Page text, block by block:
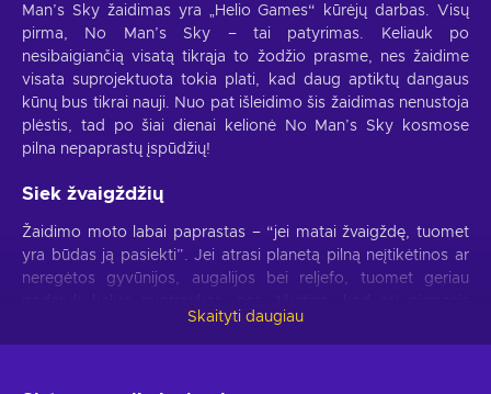
Man’s Sky žaidimas yra „Helio Games“ kūrėjų darbas. Visų
pirma, No Man’s Sky – tai patyrimas. Keliauk po
nesibaigiančią visatą tikrąja to žodžio prasme, nes žaidime
visata suprojektuota tokia plati, kad daug aptiktų dangaus
kūnų bus tikrai nauji. Nuo pat išleidimo šis žaidimas nenustoja
plėstis, tad po šiai dienai kelionė No Man’s Sky kosmose
pilna nepaprastų įspūdžių!
Siek žvaigždžių
Žaidimo moto labai paprastas – “jei matai žvaigždę, tuomet
yra būdas ją pasiekti”. Jei atrasi planetą pilną neįtikėtinos ar
neregėtos gyvūnijos, augalijos bei reljefo, tuomet geriau
atklydęs į šią planetą! Kita vertus, No Man’s Sky žaidimas
nėra vien tik linksmybės – tyrinėjant kosmoso platybes tavęs
Skaityti daugiau